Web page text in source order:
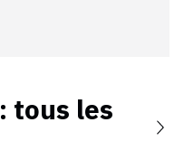
: tous les